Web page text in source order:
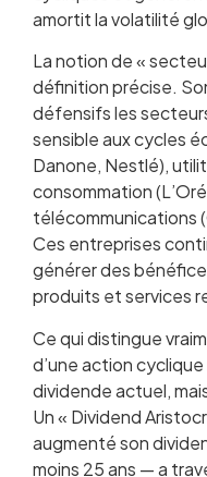
amortit la volatilité
La notion de «
définition précise.
défensifs les
sensible aux cycles
Danone, Nestlé),
consommation
télécommunications
Ces entreprises
générer des
produits et services
Ce qui distingue
d’une action
dividende actuel,
Un « Dividend
augmenté son
moins 25 ans — a